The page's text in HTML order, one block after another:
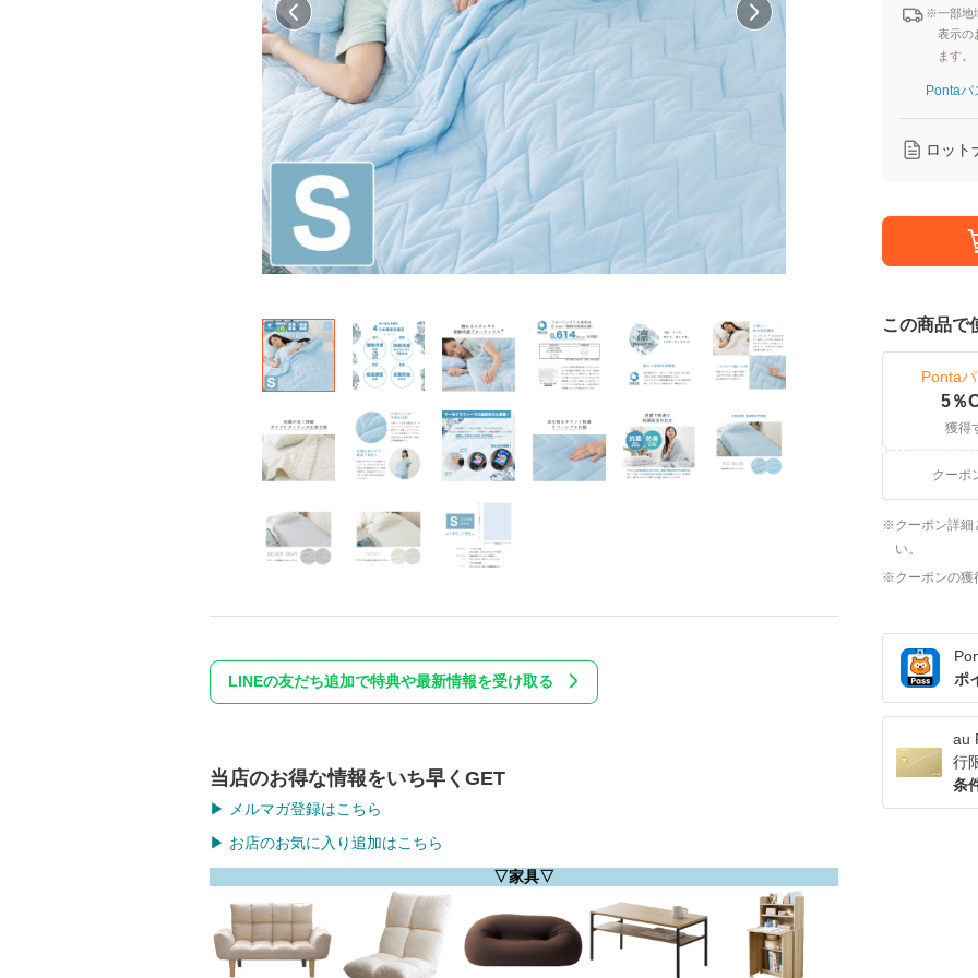
※一部地
表示の
ます。
Ponta
ロット
この商品で
Ponta
5％
獲得
クーポ
クーポン詳細
い。
クーポンの
ポ
au
行
条
LINEの友だち追加で特典や最新情報を受け取る
当店のお得な情報をいち早くGET
▶ メルマガ登録はこちら
▶ お店のお気に入り追加はこちら
▽家具▽